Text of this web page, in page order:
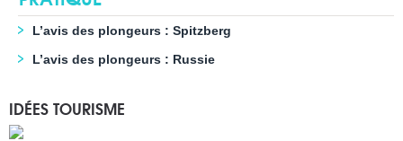
L’avis des plongeurs : Spitzberg
L’avis des plongeurs : Russie
IDÉES TOURISME